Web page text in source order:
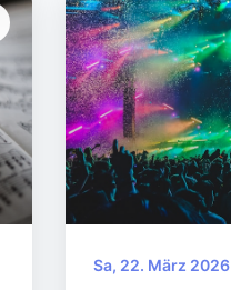
Sa, 22. März 2026